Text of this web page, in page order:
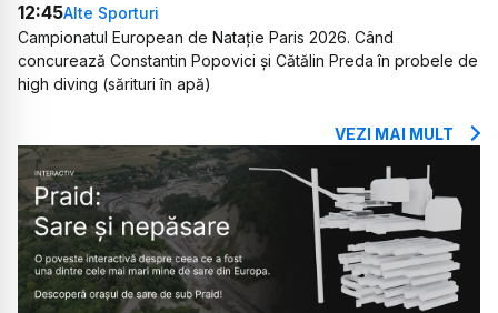
12:45Alte Sporturi
Campionatul European de Natație Paris 2026. Când
concurează Constantin Popovici și Cătălin Preda în probele de
high diving (sărituri în apă)
VEZI MAI MULT